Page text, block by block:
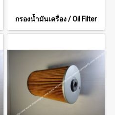
กรองน้ำมันเครื่อง / Oil Filter